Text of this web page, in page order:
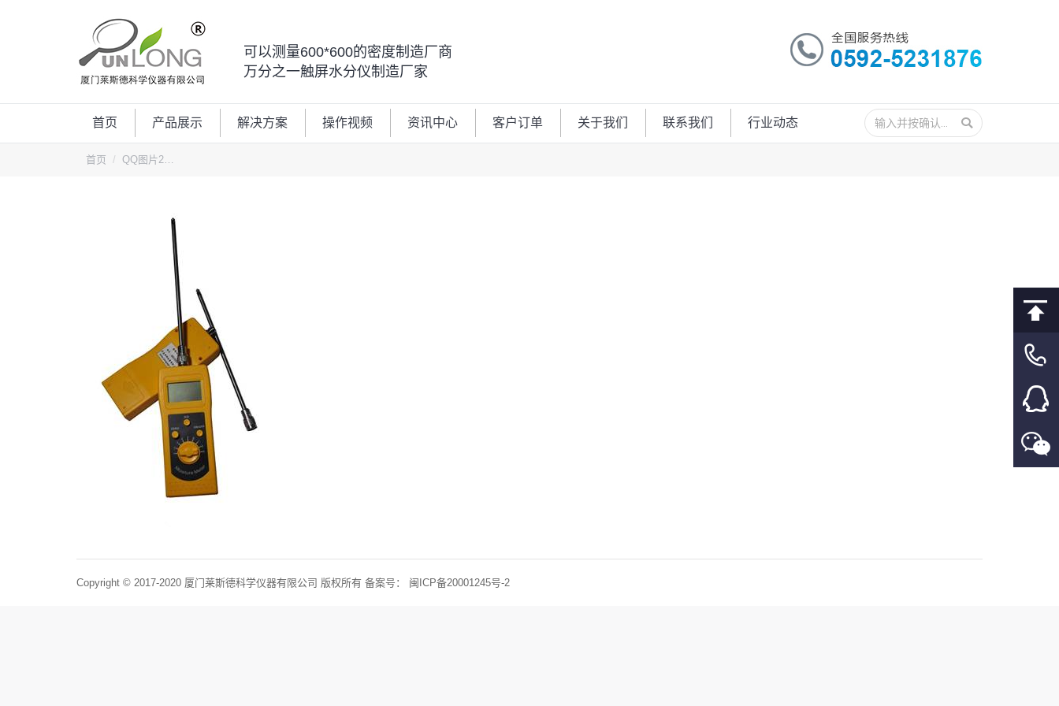
可以测量600*600的密度制造厂商
万分之一触屏水分仪制造厂家
首页 产品展示 解决方案 操作视频 资讯中心 客户订单 关于我们 联系我们 行业动态
搜
索：
您的位置：
首页 QQ图片2…
Copyright © 2017-2020 厦门莱斯德科学仪器有限公司 版权所有 备案号： 闽ICP备20001245号-2